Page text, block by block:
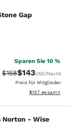
Gap
Gap
1497
Sparen Sie 10 %
Durchgestrichener
$158Vergünstigter
$143USD/Nacht
Preis für Mitglieder
Geschätzte
$157 gesamt
Norton -
Norton - Wise